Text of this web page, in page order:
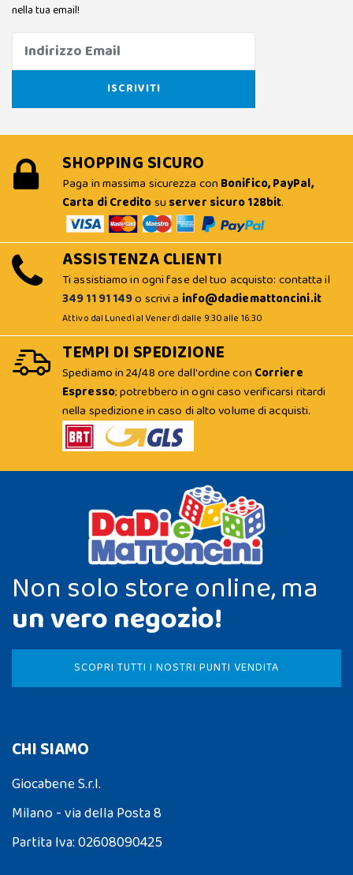
nella tua email!
SHOPPING SICURO
Paga in massima sicurezza con Bonifico, PayPal,
Carta di Creditosu server sicuro 128bit.
ASSISTENZA CLIENTI
Ti assistiamo in ogni fase del tuo acquisto: contatta il
349 11 91 149o scrivi a info@dadiemattoncini.it
Attivo dal Lunedì al Venerdì dalle 9:30 alle 16:30
TEMPI DI SPEDIZIONE
Spediamo in 24/48 ore dall'ordine con Corriere
Espresso; potrebbero in ogni caso verificarsi ritardi
nella spedizione in caso di alto volume di acquisti.
Non solo store online, ma
un vero negozio!
SCOPRI TUTTI I NOSTRI PUNTI VENDITA
CHI SIAMO
Giocabene S.r.l.
Milano - via della Posta 8
Partita Iva: 02608090425